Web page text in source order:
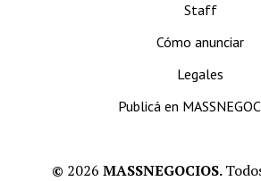
Staff
Cómo anunciar
Legales
Publicá en
© 2026 MASSNEGOCIOS.